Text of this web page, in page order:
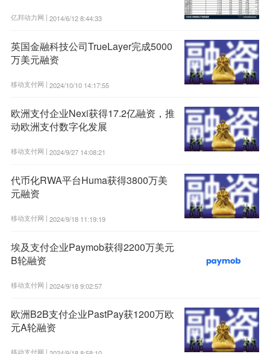
亿邦动力网 | 2014/6/12 8:44:33
英国金融科技公司TrueLayer完成5000
万美元融资
移动支付网 | 2024/10/10 14:17:55
欧洲支付企业Nexi获得17.2亿融资，推
动欧洲支付数字化发展
移动支付网 | 2024/9/27 14:08:21
代币化RWA平台Huma获得3800万美
元融资
移动支付网 | 2024/9/18 11:19:19
埃及支付企业Paymob获得2200万美元
B轮融资
移动支付网 | 2024/9/18 9:02:57
欧洲B2B支付企业PastPay获1200万欧
元A轮融资
移动支付网 |